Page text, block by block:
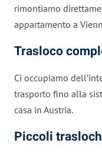
rimontiamo
appartamento a
Trasloco
Ci occupiamo
trasporto fino alla
casa in Austria.
Piccoli